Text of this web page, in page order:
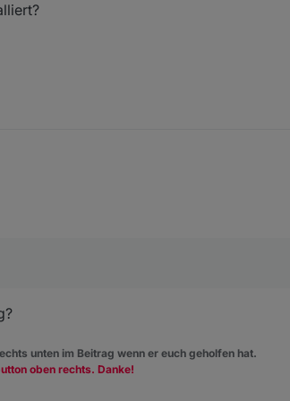
unten im Beitrag wenn er euch geholfen hat.
oben rechts. Danke!